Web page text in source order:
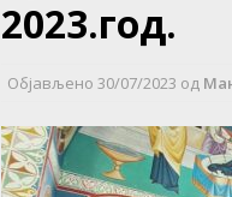
2023.год.
Објављено 30/07/2023 од